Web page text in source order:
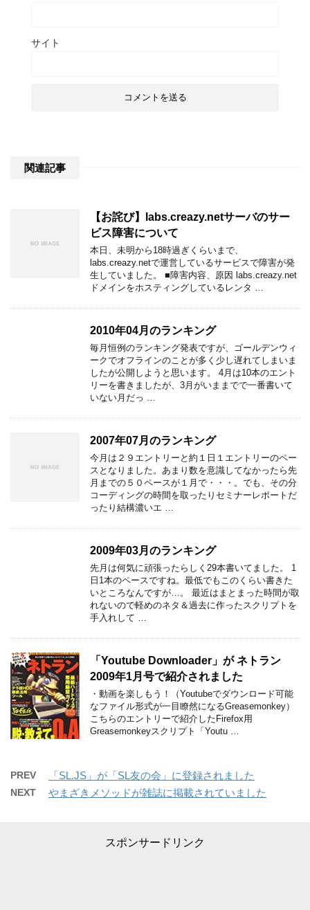
サイト
関連記事
【お詫び】labs.creazy.netサーバのサー
ビス障害について
本日、未明から18時過ぎくらいまで、
labs.creazy.netで運営しているサービスで障害が発
生していました。 ■障害内容、原因 labs.creazy.net
ドメインをホスティングしているレンタ …
2010年04月のランキング
毎月恒例のランキング発表ですが、ゴールデンウィ
ークでオフラインのことが多く少し遅れてしまいま
したが公開しようと思います。 4月は10本のエント
リーを書きましたが、3月がいままでで一番書いて
いない月だっ …
2007年07月のランキング
今月は２９エントリーと約１日１エントリーのペー
スとなりました。あまり数を意識してなかったら先
月までの５０ペースが１月で・・・。でも、その分
コーディングの時間を取ったりセミナーレポートだ
ったり結構濃いエ …
2009年03月のランキング
先月は何気に頑張ったらしく29本書いてました。 1
日1本のペースですね。最低でもこのくらい書きた
いところなんですが…。 最近はまとまった時間が取
れないので軽めのネタ＆過去に作ったスクリプトを
手入れして …
「Youtube Downloader」が ネトラン
2009年1月号で紹介されました
・動画を楽しもう！（Youtubeでダウンロード可能
なファイル形式が一目瞭然になるGreasemonkey）
こちらのエントリーで紹介したFirefox用
Greasemonkeyスクリプト「Youtu …
PREV 「SL.JS」が「SL友の会」に登録されました
NEXT やまざきメソッドが雑誌に掲載されていました
スポンサードリンク